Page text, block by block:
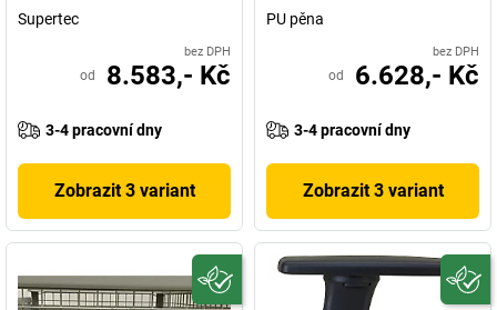
Supertec
bez DPH
od 8.583,- Kč
3-4 pracovní dny
Zobrazit 3 variant
PU pěna
bez DPH
od 6.628,- Kč
3-4 pracovní dny
Zobrazit 3 variant